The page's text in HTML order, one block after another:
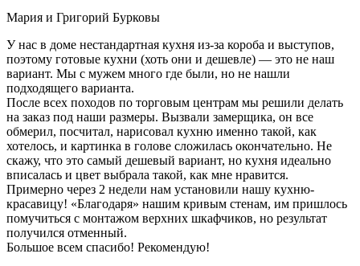
Мария и Григорий Бурковы
У нас в доме нестандартная кухня из-за короба и выступов,
поэтому готовые кухни (хоть они и дешевле) — это не наш
вариант. Мы с мужем много где были, но не нашли
подходящего варианта.
После всех походов по торговым центрам мы решили делать
на заказ под наши размеры. Вызвали замерщика, он все
обмерил, посчитал, нарисовал кухню именно такой, как
хотелось, и картинка в голове сложилась окончательно. Не
скажу, что это самый дешевый вариант, но кухня идеально
вписалась и цвет выбрала такой, как мне нравится.
Примерно через 2 недели нам установили нашу кухню-
красавицу! «Благодаря» нашим кривым стенам, им пришлось
помучиться с монтажом верхних шкафчиков, но результат
получился отменный.
Большое всем спасибо! Рекомендую!